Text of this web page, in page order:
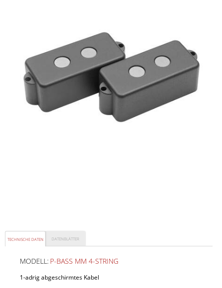
TECHNISCHE DATEN DATENBLÄTTER
MODELL: P-BASS MM 4-STRING
1-adrig abgeschirmtes Kabel